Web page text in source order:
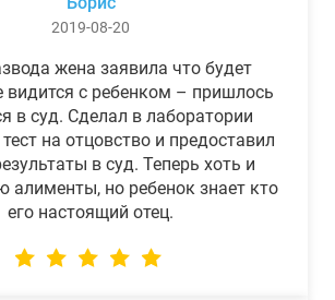
2019-08-20
жена заявила что будет
видится с ребенком – пришлось
в суд. Сделал в лаборатории
на отцовство и предоставил
в суд. Теперь хоть и
алименты, но ребенок знает кто
его настоящий отец.